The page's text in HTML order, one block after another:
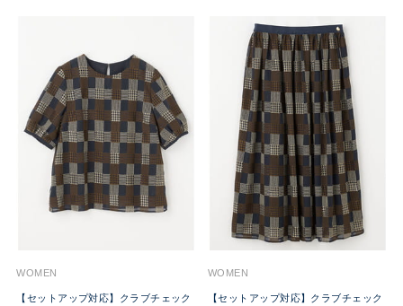
WOMEN
【セットアップ対応】クラブチェック
WOMEN
【セットアップ対応】クラブチェック